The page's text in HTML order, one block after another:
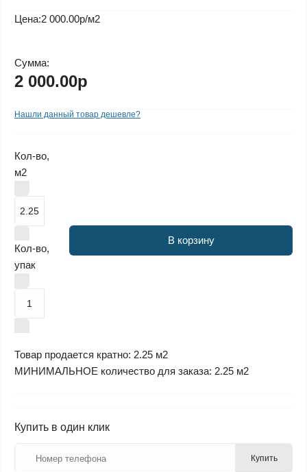
Цена:2 000.00р/м2
Сумма:
2 000.00р
Нашли данный товар дешевле?
Кол-во,
м2
Кол-во,
упак
В корзину
Товар продается кратно: 2.25 м2
МИНИМАЛЬНОЕ количество для заказа: 2.25 м2
Купить в один клик
Купить